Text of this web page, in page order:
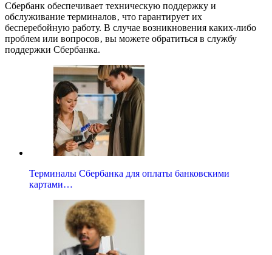
Сбербанк обеспечивает техническую поддержку и
обслуживание терминалов‚ что гарантирует их
бесперебойную работу. В случае возникновения каких-либо
проблем или вопросов‚ вы можете обратиться в службу
поддержки Сбербанка.
Терминалы Сбербанка для оплаты банковскими
картами…